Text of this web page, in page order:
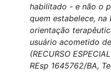
habilitado - e não o
quem estabelece, na
orientação
usuário acometido
(RECURSO
REsp 1645762/BA,